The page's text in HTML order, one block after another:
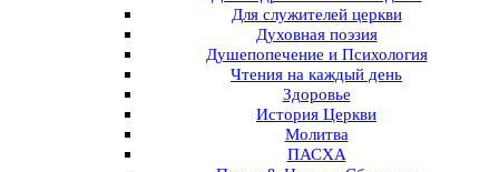
Для служителей церкви
Духовная поэзия
Душепопечение и Психология
Чтения на каждый день
Здоровье
История Церкви
Молитва
ПАСХА